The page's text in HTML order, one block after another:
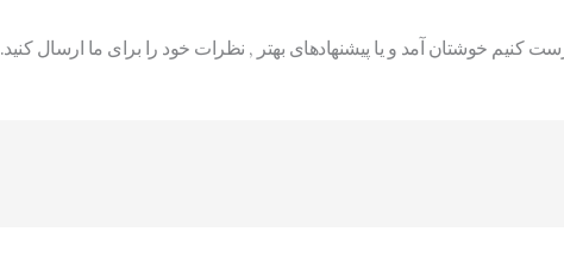
کنیم خوشتان آمد و یا پیشنهادهای بهتر , نظرات خود را برای ما ارسال کنید.